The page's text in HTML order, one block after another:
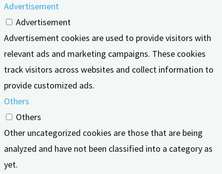
Advertisement
Advertisement
Advertisement cookies are used to provide visitors with
relevant ads and marketing campaigns. These cookies
track visitors across websites and collect information to
provide customized ads.
Others
Others
Other uncategorized cookies are those that are being
analyzed and have not been classified into a category as
yet.